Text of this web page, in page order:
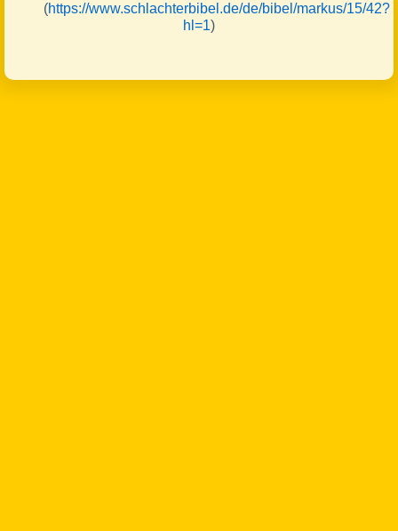
(https://www.schlachterbibel.de/de/bibel/markus/15/42?
hl=1)